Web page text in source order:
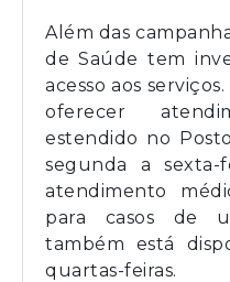
Além das
de Saúde tem
acesso aos
oferecer
estendido no
segunda a
atendimento
para casos de
também está
quartas-feiras.